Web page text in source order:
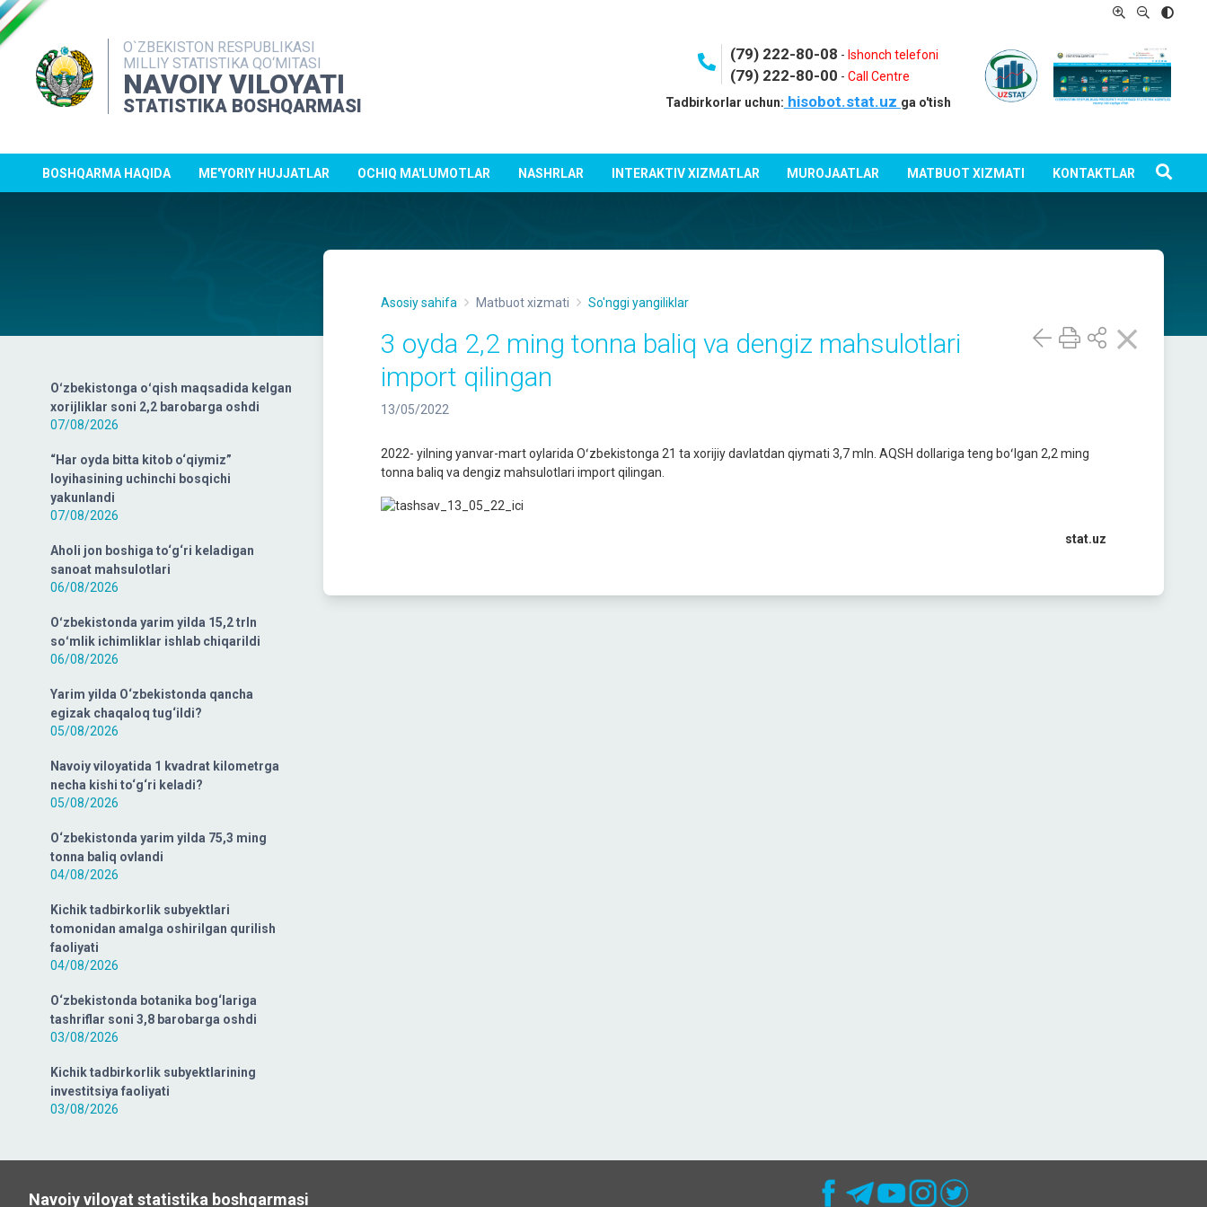
O`ZBEKISTON RESPUBLIKASI
MILLIY STATISTIKA QO‘MITASI
NAVOIY VILOYATI
STATISTIKA BOSHQARMASI
(79) 222-80-08 - Ishonch telefoni
(79) 222-80-00 -Call Centre
Tadbirkorlar uchun: hisobot.stat.uz ga o'tish
BOSHQARMA HAQIDA ME'YORIY HUJJATLAR OCHIQ MA'LUMOTLAR NASHRLAR INTERAKTIV XIZMATLAR MUROJAATLAR MATBUOT XIZMATI KONTAKTLAR
Oʻzbekistonga oʻqish maqsadida kelgan
xorijliklar soni 2,2 barobarga oshdi
07/08/2026
“Har oyda bitta kitob o‘qiymiz”
loyihasining uchinchi bosqichi
yakunlandi
07/08/2026
Aholi jon boshiga to‘g‘ri keladigan
sanoat mahsulotlari
06/08/2026
Oʻzbekistonda yarim yilda 15,2 trln
soʻmlik ichimliklar ishlab chiqarildi
06/08/2026
Yarim yilda O‘zbekistonda qancha
egizak chaqaloq tug‘ildi?
05/08/2026
Navoiy viloyatida 1 kvadrat kilometrga
necha kishi to‘g‘ri keladi?
05/08/2026
O‘zbekistonda yarim yilda 75,3 ming
tonna baliq ovlandi
04/08/2026
Kichik tadbirkorlik subyektlari
tomonidan amalga oshirilgan qurilish
faoliyati
04/08/2026
O‘zbekistonda botanika bog‘lariga
tashriflar soni 3,8 barobarga oshdi
03/08/2026
Kichik tadbirkorlik subyektlarining
investitsiya faoliyati
03/08/2026
Asosiy sahifa Matbuot xizmati So'nggi yangiliklar
3 oyda 2,2 ming tonna baliq va dengiz mahsulotlari
import qilingan
13/05/2022
2022- yilning yanvar-mart oylarida Oʻzbekistonga 21 ta xorijiy davlatdan qiymati 3,7 mln. AQSH dollariga teng boʻlgan 2,2 ming
tonna baliq va dengiz mahsulotlari import qilingan.
stat.uz
Navoiy viloyat statistika boshqarmasi